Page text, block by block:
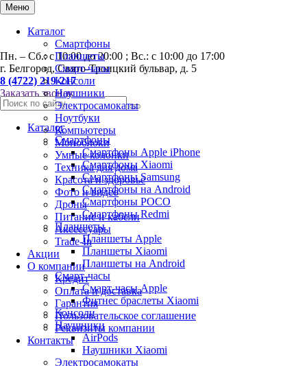
Меню
Каталог
Смартфоны
Планшеты
Смарт-часы
Консоли
Наушники
Электросамокаты
Ноутбуки
Компьютеры
Моноблоки
Умные колонки
Техника для дома
Красота и здоровье
Фото и видео
Дроны
Питание и кабели
Аксессуары
Trade-In
Акции
О компании
Кредит
Оплата и доставка
Гарантия
Пользовательское соглашение
Реквизиты компании
Контакты
0
Пн. – Сб.: с 10:00 до 20:00 ; Вс.: с 10:00 до 17:00
г. Белгород, Свято-Троицкий бульвар, д. 5
8 (4722) 219-217
Заказать звонок
Каталог
Смартфоны
Смартфоны Apple iPhone
Смартфоны Хiaomi
Смартфоны Samsung
Смартфоны на Android
Смартфоны POCO
Смартфоны Redmi
Планшеты
Планшеты Apple
Планшеты Xiaomi
Планшеты на Android
Смарт-часы
Смарт-часы Apple
Фитнес браслеты Xiaomi
Консоли
Наушники
AirPods
Наушники Xiaomi
Электросамокаты